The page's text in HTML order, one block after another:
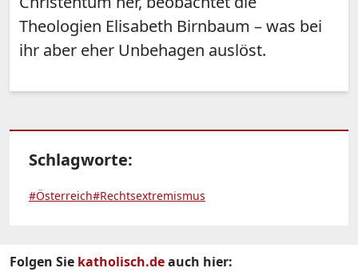
Theologien Elisabeth Birnbaum – was bei
ihr aber eher Unbehagen auslöst.
Schlagworte:
#Österreich#Rechtsextremismus
Folgen Sie katholisch.deauch hier: